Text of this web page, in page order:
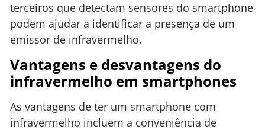
terceiros que detectam sensores do smartphone
podem ajudar a identificar a presença de um
emissor de infravermelho.
Vantagens e desvantagens do
infravermelho em smartphones
As vantagens de ter um smartphone com
infravermelho incluem a conveniência de